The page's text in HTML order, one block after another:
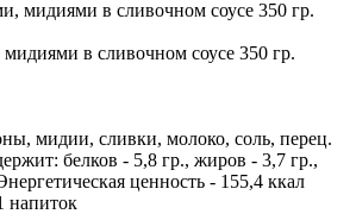
в сливочном соусе 350 гр.
мидии, сливки, молоко, соль, перец.
белков - 5,8 гр., жиров - 3,7 гр.,
ценность - 155,4 ккал
напиток